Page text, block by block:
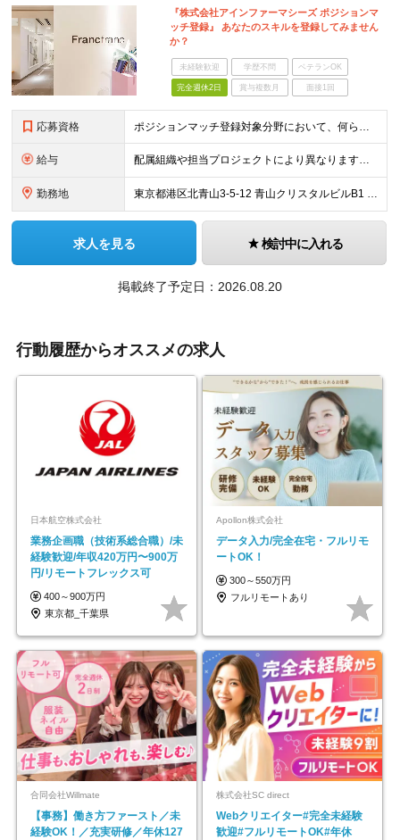
『株式会社アインファーマシーズ ポジションマ
ッチ登録』 あなたのスキルを登録してみません
か？
未経験歓迎 学歴不問 ベテランOK
完全週休2日 賞与複数月 面接1回
応募資格
給与
勤務地
求人を見る 検討中に入れる
掲載終了予定日：2026.08.20
行動履歴からオススメの求人
日本航空株式会社
業務企画職（技術系総合職）/未
経験歓迎/年収420万円〜900万
円/リモートフレックス可
400～900万円
東京都_千葉県
Apollon株式会社
データ入力/完全在宅・フルリモ
ートOK！
300～550万円
フルリモートあり
合同会社Willmate
【事務】働き方ファースト／未
経験OK！／充実研修／年休127
株式会社SC direct
Webクリエイター#完全未経験
歓迎#フルリモートOK#年休